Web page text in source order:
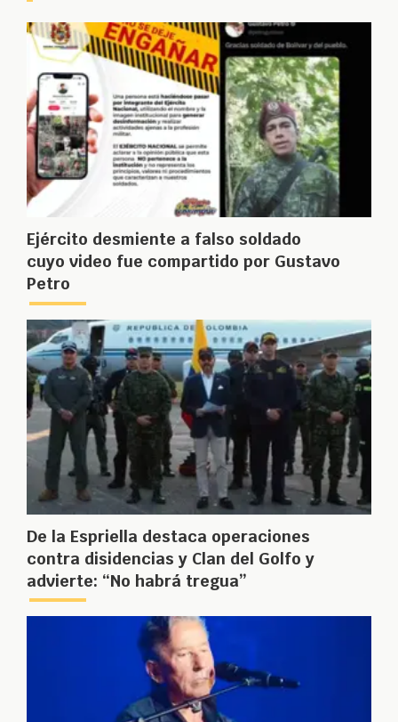
Ejército desmiente a falso soldado
cuyo video fue compartido por Gustavo
Petro
De la Espriella destaca operaciones
contra disidencias y Clan del Golfo y
advierte: “No habrá tregua”